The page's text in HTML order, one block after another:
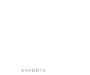
ESPORTE